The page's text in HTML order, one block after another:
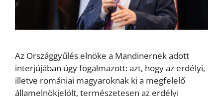
Az Országgyűlés elnöke a Mandinernek adott
interjújában úgy fogalmazott: azt, hogy az erdélyi,
illetve romániai magyaroknak ki a megfelelő
államelnökjelölt, természetesen az erdélyi